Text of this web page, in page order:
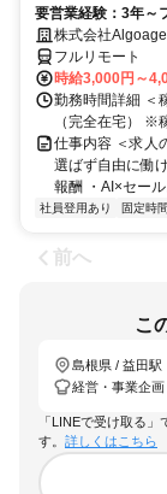
要営業経験：3年～
株式会社Algoage
フルリモート
時給3,000円～
勤務時間詳細 ＜
（完全在宅） ※
仕事内容 ＜求人
選ばず自由に働
報酬 ・AI×セー
社員登用あり 固定時
前へ
こ
島根県 / 益田駅
経営・事業企
「LINEで受け取る
す。 詳しくはこちら